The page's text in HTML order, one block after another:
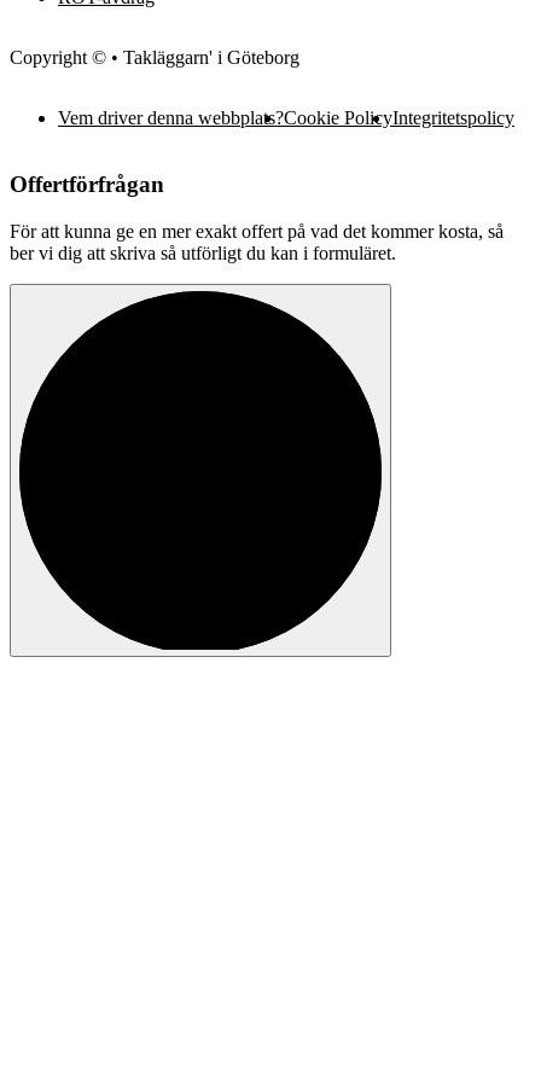
Copyright © • Takläggarn' i Göteborg
Vem driver denna webbplats?Cookie PolicyIntegritetspolicy
Offertförfrågan
För att kunna ge en mer exakt offert på vad det kommer kosta, så
ber vi dig att skriva så utförligt du kan i formuläret.